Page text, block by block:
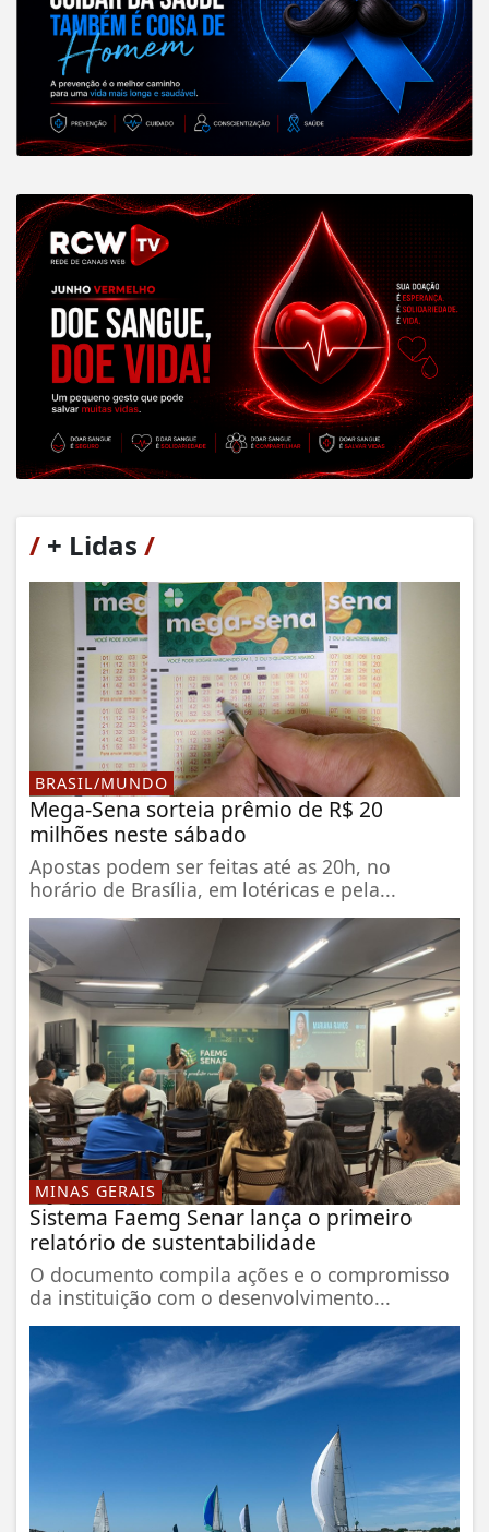
/ + Lidas /
BRASIL/MUNDO
Mega-Sena sorteia prêmio de R$ 20
milhões neste sábado
Apostas podem ser feitas até as 20h, no
horário de Brasília, em lotéricas e pela...
MINAS GERAIS
Sistema Faemg Senar lança o primeiro
relatório de sustentabilidade
O documento compila ações e o compromisso
da instituição com o desenvolvimento...